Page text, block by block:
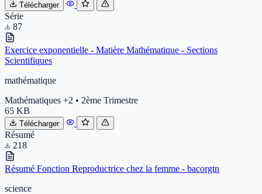
Télécharger
Série
87
Exercice exponentielle - Matière Mathématique - Sections
Scientifiques
mathématique
Mathématiques +2 • 2ème Trimestre
65 KB
Télécharger
Résumé
218
Résumé Fonction Reproductrice chez la femme - bacorgtn
science